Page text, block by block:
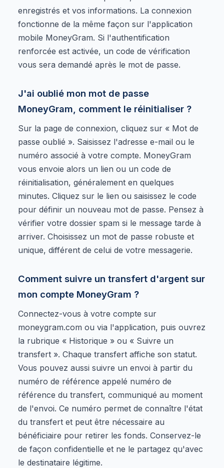
enregistrés et vos informations. La connexion
fonctionne de la même façon sur l'application
mobile MoneyGram. Si l'authentification
renforcée est activée, un code de vérification
vous sera demandé après le mot de passe.
J'ai oublié mon mot de passe
MoneyGram, comment le réinitialiser ?
Sur la page de connexion, cliquez sur « Mot de
passe oublié ». Saisissez l'adresse e-mail ou le
numéro associé à votre compte. MoneyGram
vous envoie alors un lien ou un code de
réinitialisation, généralement en quelques
minutes. Cliquez sur le lien ou saisissez le code
pour définir un nouveau mot de passe. Pensez à
vérifier votre dossier spam si le message tarde à
arriver. Choisissez un mot de passe robuste et
unique, différent de celui de votre messagerie.
Comment suivre un transfert d'argent sur
mon compte MoneyGram ?
Connectez-vous à votre compte sur
moneygram.com ou via l'application, puis ouvrez
la rubrique « Historique » ou « Suivre un
transfert ». Chaque transfert affiche son statut.
Vous pouvez aussi suivre un envoi à partir du
numéro de référence appelé numéro de
référence du transfert, communiqué au moment
de l'envoi. Ce numéro permet de connaître l'état
du transfert et peut être nécessaire au
bénéficiaire pour retirer les fonds. Conservez-le
de façon confidentielle et ne le partagez qu'avec
le destinataire légitime.